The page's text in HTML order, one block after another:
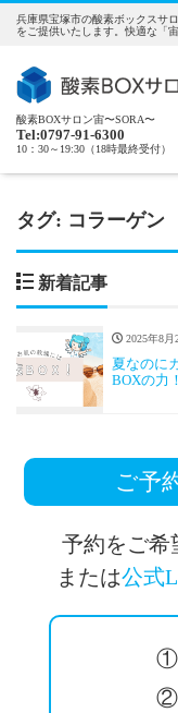
兵庫県宝塚市の酸素ボックスサ
をご提供いたします。快適な「
酸素BOXサロン宙〜SORA〜
Tel:0797-91-6300
10：30～19:30（18時最終受付
タグ: コラーゲン
新着記事
2025年8月
夏なのに
BOXの力！
ご予
予約をご希
または公式
①
②